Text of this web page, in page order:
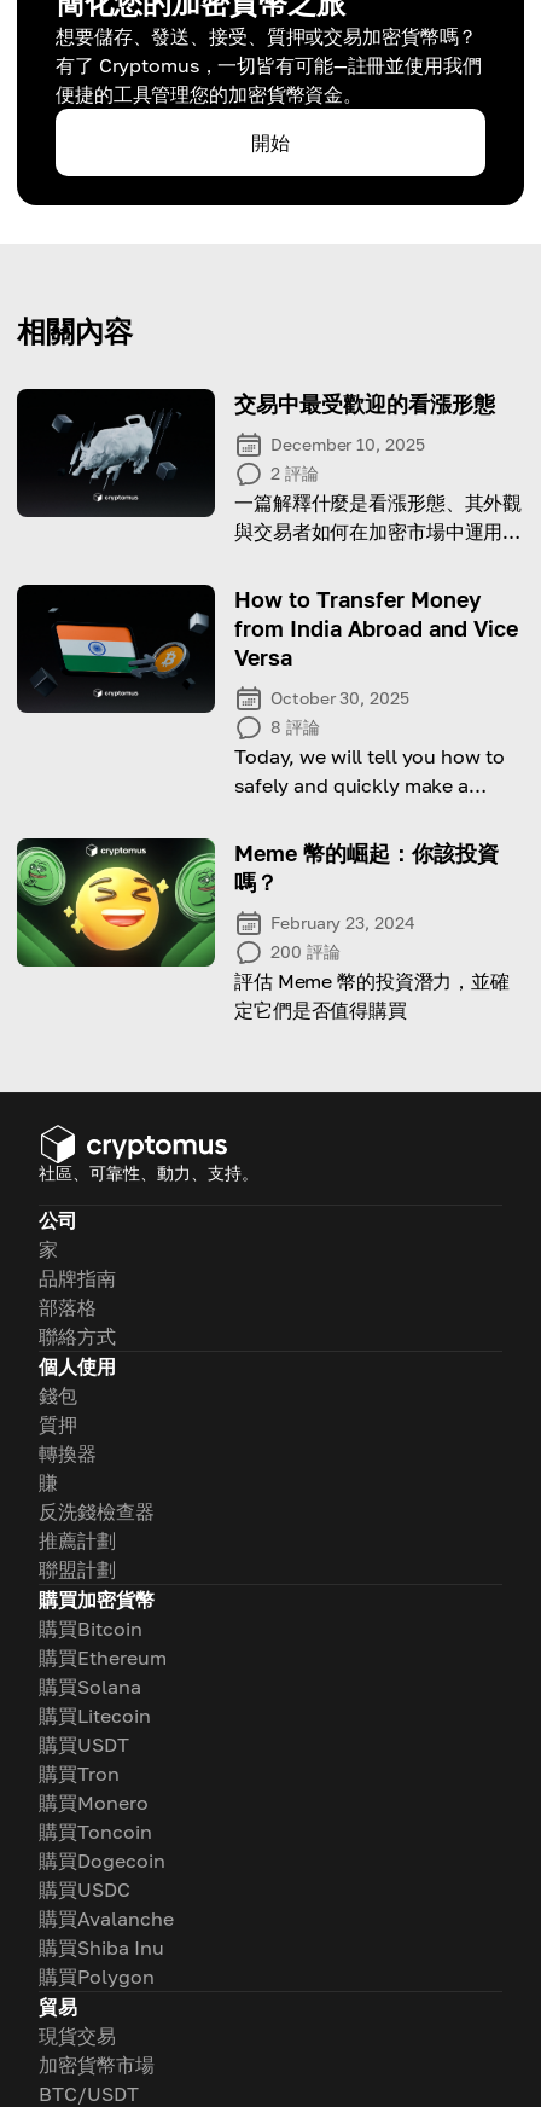
想要儲存、發送、接受、質押或交易加密貨幣嗎？
有了 Cryptomus，一切皆有可能—註冊並使用我們
便捷的工具管理您的加密貨幣資金。
開始
相關內容
交易中最受歡迎的看漲形態
December 10, 2025
2 評論
一篇解釋什麼是看漲形態、其外觀
與交易者如何在加密市場中運用它
How to Transfer Money
from India Abroad and Vice
Versa
October 30, 2025
8 評論
Today, we will tell you how to
safely and quickly make a
Meme 幣的崛起：你該投資
嗎？
February 23, 2024
200 評論
評估 Meme 幣的投資潛力，並確
定它們是否值得購買
社區、可靠性、動力、支持。
公司
家
品牌指南
部落格
聯絡方式
個人使用
錢包
質押
轉換器
賺
反洗錢檢查器
推薦計劃
聯盟計劃
購買加密貨幣
購買Bitcoin
購買Ethereum
購買Solana
購買Litecoin
購買USDT
購買Tron
購買Monero
購買Toncoin
購買Dogecoin
購買USDC
購買Avalanche
購買Shiba Inu
購買Polygon
貿易
現貨交易
加密貨幣市場
BTC/USDT